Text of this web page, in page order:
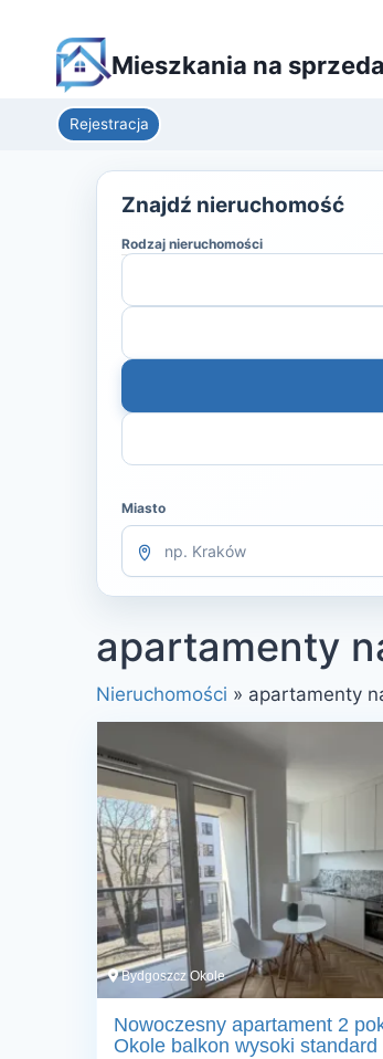
Mieszkania na
Rejestracja
Znajdź nieruchomość
Rodzaj nieruchomości
Miasto
apartamenty
Nieruchomości » apartamenty
Bydgoszcz Okole
Nowoczesny apartament 2
Okole balkon wysoki standard